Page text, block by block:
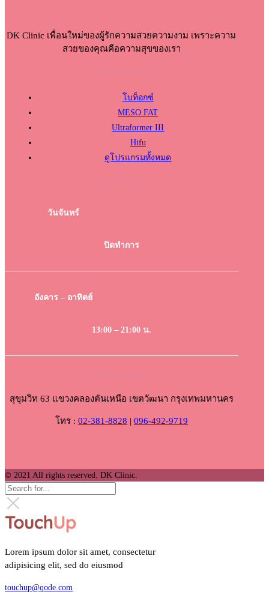
DK Clinic เพื่อนใหม่ของผู้รักความสวยความงาม เพราะความ
สวยของคุณคือความสุขของเรา
โบท็อกซ์
MESO FAT
Ultraformer III
Hifu
ดูโปรแกรมทั้งหมด
วันจันทร์
ปิดทำการ
อังคาร – อาทิตย์
13:00 – 21:00 น.
สุขุมวิท 63 แขวงคลองตันเหนือ เขตวัฒนา กรุงเทพมหานคร
โทร : 02-381-8828 | 096-492-9719
© 2021 All rights reserved. DK Clinic.
Lorem ipsum dolor sit amet, consectetur
adipisicing elit, sed do eiusmod
touchup@qode.com